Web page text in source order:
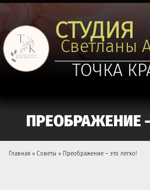
Перейти к основному содержанию
СТУДИЯ
Светланы
ТОЧКА
ПРЕОБРАЖЕНИЕ
Вы здесь
Главная » Советы » Преображение – это легко!